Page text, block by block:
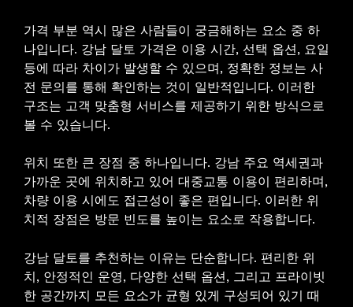
가격 부분 역시 많은 사람들이 궁금해하는 요소 중 하
나입니다. 강남 달토 가격은 이용 시간, 선택 옵션, 요일
등에 따라 차이가 발생할 수 있으며, 정확한 정보는 사
전 문의를 통해 확인하는 것이 일반적입니다. 이러한
구조는 고객 맞춤형 서비스를 제공하기 위한 방식으로
볼 수 있습니다.
위치 또한 큰 장점 중 하나입니다. 강남 주요 역세권과
가까운 곳에 위치하고 있어 대중교통 이용이 편리하며,
차량 이용 시에도 접근성이 좋은 편입니다. 이러한 위
치적 장점은 방문 빈도를 높이는 요소로 작용합니다.
강남 달토를 추천하는 이유는 단순합니다. 편리한 위
치, 안정적인 운영, 다양한 선택 옵션, 그리고 프라이빗
한 공간까지 모든 요소가 균형 있게 구성되어 있기 때